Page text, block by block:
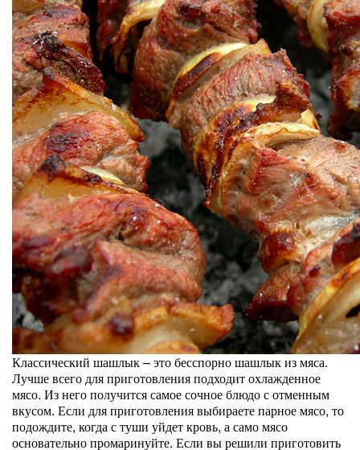
Классический шашлык – это бесспорно шашлык из мяса.
Лучше всего для приготовления подходит охлажденное
мясо. Из него получится самое сочное блюдо с отменным
вкусом. Если для приготовления выбираете парное мясо, то
подождите, когда с туши уйдет кровь, а само мясо
основательно промаринуйте. Если вы решили приготовить